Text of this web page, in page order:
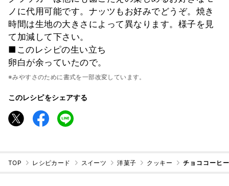
ノに代用可能です。ナッツもお好みでどうぞ。焼き
時間は生地の大きさによって異なります。様子を見
て加減して下さい。
■このレシピの生い立ち
卵白が余っていたので。
※みやすさのために書式を一部改変しています。
このレシピをシェアする
TOP レシピカード スイーツ 洋菓子 クッキー チョココーヒ